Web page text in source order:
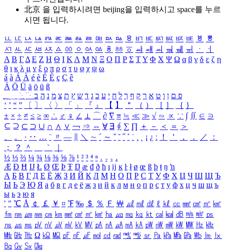
北京 을 입력하시려면 beijing을 입력하시고 space를 누르
시면 됩니다.
ㅥ ㅦ ㅧ ㅨ ㅩ ㅪ ㅫ ㅬ ㅭ ㅮ ㅯ ㅰ ㅱ ㅲ ㅳ ㅴ ㅵ ㅶ ㅷ ㅸ
ㅹ
ㅺ ㅻ ㅼ ㅽ ㅾ ㅿ ㆀ ㆁ ㆂ ㆃ ㆄ ㆅ ㆆ ㆇ ㆈ ㆉ ㆊ ㆋ ㆌ ㆍ
ㆎ
Α Β ΓΔ Ε Ζ Η Θ Ι ΚΛ Μ Ν Ξ Ο Π Ρ Σ ΤΥ Φ Χ Ψ Ω α β γ δ ε ζ η
θ ι κ λ μ ν ξ ο π ρ σ τ υ φ χ ψ ω
á à Á À é è É È ç Ç ê
Ä Ö Ü ä ö ü ß
ִֶֹ ֻּ ׁׂ פ ם ן ו ט א ר ק ף ך ל ח י ע כ ג ד ש ץ ת צ מ נ ה ב
‘ ’ “ ” 〔 〕 〈 〉 「 」 『 』 【 】 ＂ （ ） ［ ］ ｛ ｝
± × ÷ ≠ ≤ ≥ ∞ ∴ ♂ ♀ ∠ ⊥ ⌒ ∂ ∇ ≡ ≒ ≪ ≫ √ ∽ ∝ ∵ ∫ ∬ ∈ ∋
⊆ ⊇ ⊂ ⊃ ∪ ∩ ∧ ∨ ￢ ⇒ ⇔ ∀ ∃ ∮ ∑ ∏ ＋ － ＜ ＝
＞
、
。 · ‥ … ¨ 〃 ― ＼ ∼ ´ ～ ˇ ˘ ˝ ˚ ˙ ¸ ¡ ¿ ː ！ ＇ ， ． ／
：
；
？ ＾ ｀
½ ⅓ ⅔ ¼ ¾ ⅛ ⅜ ⅝ ⅞ ¹ ² ³ ⁴ ⁿ ₁ ₂ ₃ ₄
Æ Ð Ħ Ĳ Ł Ø Œ Þ Ŧ Ŋ æ đ ð ħ ı ĳ ĸ ŀ ł ø œ ß þ ŧ ŋ ŉ
А Б В Г Д Е Ё Ж З И Й К Л М Н О П Р С Т У Ф Х Ц Ч Ш Щ Ъ
Ы Ь Э Ю Я а б в г д е ё ж з и й к л м н о п р с т у ф х ц ч ш щ ъ
ы ь э ю я
′ ″ ℃ Å ￠ ￡ ￥ ¤ ℉ ‰ ＄ ％ Ｆ ￦ ㎕ ㎖ ㎗ ℓ ㎘ ㏄ ㎣ ㎤ ㎥ ㎦
㎙ ㎚ ㎛ ㎜ ㎝ ㎞ ㎟ ㎠ ㎡ ㎢ ㏊ ㎍ ㎎ ㎏ ㏏ ㎈ ㎉ ㏈ ㎧ ㎨ ㎰
㎱ ㎲ ㎳ ㎴ ㎵ ㎶ ㎷ ㎸ ㎹ ㎀ ㎁ ㎂ ㎃ ㎄ ㎺ ㎻ ㎽ ㎾ ㎿ ㎐ ㎑
㎒ ㎓ ㎔ Ω ㏀ ㏁ ㎊ ㎋ ㎌ ㏖ ㏅ ㎭ ㎮ ㎯ ㏛ ㎩ ㎪ ㎫ ㎬ ㏝ ㏐
㏓
㏃ ㏉ ㏜ ㏆